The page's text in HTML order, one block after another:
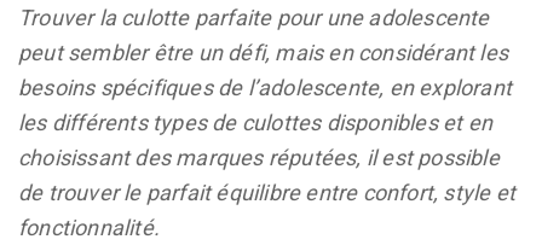
Trouver la culotte parfaite pour une adolescente
peut sembler être un défi, mais en considérant les
besoins spécifiques de l’adolescente, en explorant
les différents types de culottes disponibles et en
choisissant des marques réputées, il est possible
de trouver le parfait équilibre entre confort, style et
fonctionnalité.